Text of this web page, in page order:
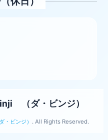
（ダ・ビンジ）
ビンジ） . All Rights Reserved.